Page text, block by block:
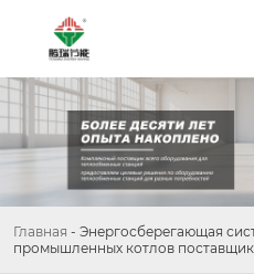
Главная - Энергосберегающая
промышленных котлов поставщик